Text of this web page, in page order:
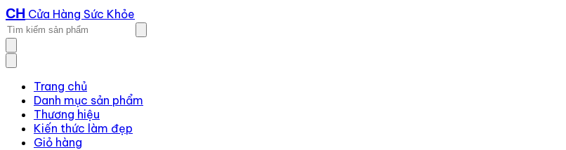
CH Cửa Hàng Sức Khỏe
Trang chủ
Danh mục sản phẩm
Thương hiệu
Kiến thức làm đẹp
Giỏ hàng